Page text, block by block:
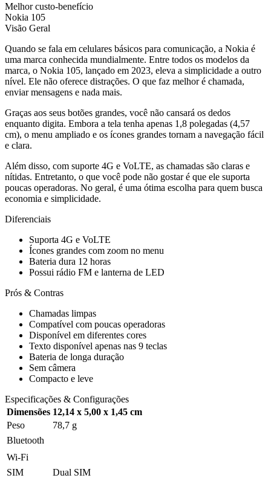
Melhor custo-benefício
Nokia 105
Visão Geral
Quando se fala em celulares básicos para comunicação, a Nokia é
uma marca conhecida mundialmente. Entre todos os modelos da
marca, o Nokia 105, lançado em 2023, eleva a simplicidade a outro
nível. Ele não oferece distrações. O que faz melhor é chamada,
enviar mensagens e nada mais.
Graças aos seus botões grandes, você não cansará os dedos
enquanto digita. Embora a tela tenha apenas 1,8 polegadas (4,57
cm), o menu ampliado e os ícones grandes tornam a navegação fácil
e clara.
Além disso, com suporte 4G e VoLTE, as chamadas são claras e
nítidas. Entretanto, o que você pode não gostar é que ele suporta
poucas operadoras. No geral, é uma ótima escolha para quem busca
economia e simplicidade.
Diferenciais
Suporta 4G e VoLTE
Ícones grandes com zoom no menu
Bateria dura 12 horas
Possui rádio FM e lanterna de LED
Prós & Contras
Chamadas limpas
Compatível com poucas operadoras
Disponível em diferentes cores
Texto disponível apenas nas 9 teclas
Bateria de longa duração
Sem câmera
Compacto e leve
Especificações & Configurações
Dimensões 12,14 x 5,00 x 1,45 cm
Peso
78,7 g
Bluetooth
Wi-Fi
SIM
Dual SIM